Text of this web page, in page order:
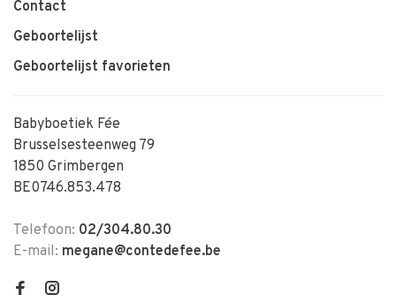
Contact
Geboortelijst
Geboortelijst favorieten
Babyboetiek Fée
Brusselsesteenweg 79
1850 Grimbergen
BE0746.853.478
Telefoon: 02/304.80.30
E-mail: megane@contedefee.be